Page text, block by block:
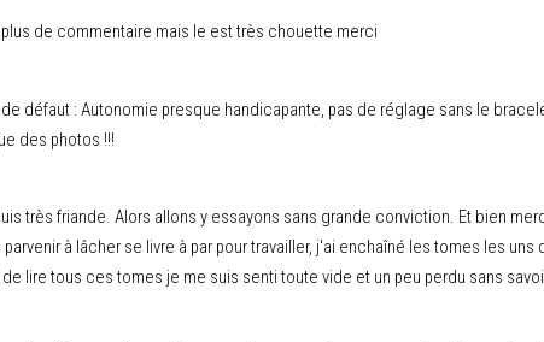
de commentaire mais le est très chouette merci
défaut : Autonomie presque handicapante, pas de réglage sans le
des photos !!!
très friande. Alors allons y essayons sans grande conviction. Et bien
à lâcher se livre à par pour travailler, j'ai enchaîné les tomes les
lire tous ces tomes je me suis senti toute vide et un peu perdu sans